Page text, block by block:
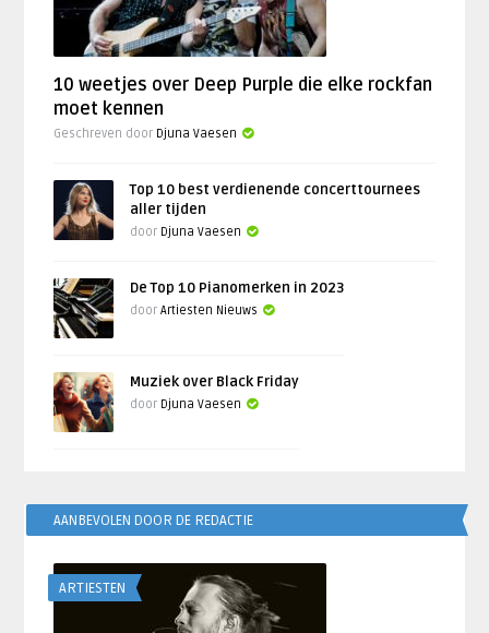
10 weetjes over Deep Purple die elke rockfan
moet kennen
Geschreven door Djuna Vaesen
Top 10 best verdienende concerttournees
aller tijden
door Djuna Vaesen
De Top 10 Pianomerken in 2023
doorArtiesten Nieuws
Muziek over Black Friday
door Djuna Vaesen
AANBEVOLEN DOOR DE REDACTIE
ARTIESTEN